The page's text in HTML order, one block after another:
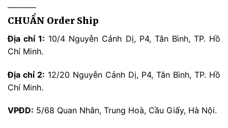
———–
CHUẨN Order Ship
Địa chỉ 1: 10/4 Nguyễn Cảnh Dị, P4, Tân Bình, TP. Hồ
Chí Minh.
Địa chỉ 2: 12/20 Nguyễn Cảnh Dị, P4, Tân Bình, TP. Hồ
Chí Minh.
VPĐD: 5/68 Quan Nhân, Trung Hoà, Cầu Giấy, Hà Nội.